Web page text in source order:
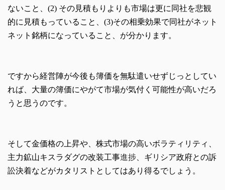
ないこと、(2) その見積もりよりも市場は更に同社を悲観
的に見積もっていること、(3)その相乗効果で同社がネット
ネット銘柄になっていること、が分かります。
ですから経営陣が今後も簿価を無駄遣いせずじっとしてい
れば、大量の簿価にやがて市場が気付く可能性が高いだろ
うと思うのです。
そして金価格の上昇や、株式市場の高いボラティリティ、
主力鉱山キスラダグの改装工事進捗 、ギリシア政府との訴
訟決着などがカタリストとしてはあり得るでしょう。